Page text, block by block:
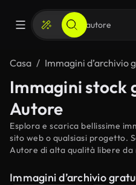
Casa Immagini d’archivio
Immagini stock
Autore
Esplora e scarica bellissime
sito web o qualsiasi progetto.
Autore di alta qualità libere da
Immagini d’archivio